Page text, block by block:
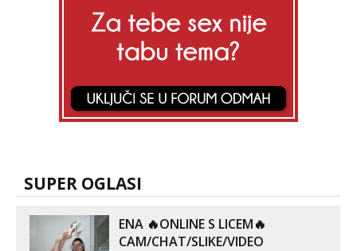
SUPER OGLASI
ENA 🔥ONLINE S LICEM🔥
CAM/CHAT/SLIKE/VIDEO